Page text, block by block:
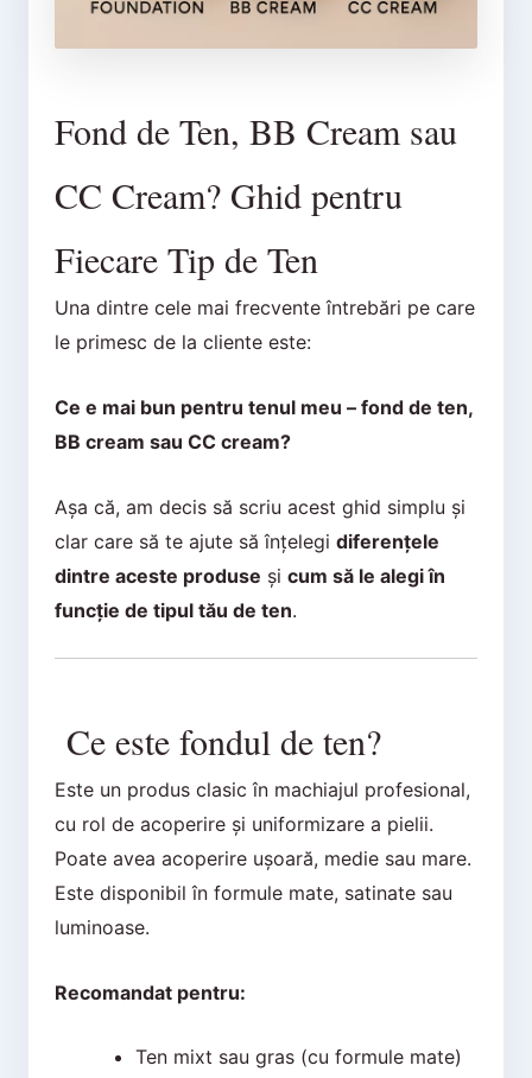
Fond de Ten, BB Cream sau
CC Cream? Ghid pentru
Fiecare Tip de Ten
Una dintre cele mai frecvente întrebări pe care
le primesc de la cliente este:
Ce e mai bun pentru tenul meu – fond de ten,
BB cream sau CC cream?
Așa că, am decis să scriu acest ghid simplu și
clar care să te ajute să înțelegi diferențele
dintre aceste produse și cum să le alegi în
funcție de tipul tău de ten.
Ce este fondul de ten?
Este un produs clasic în machiajul profesional,
cu rol de acoperire și uniformizare a pielii.
Poate avea acoperire ușoară, medie sau mare.
Este disponibil în formule mate, satinate sau
luminoase.
Recomandat pentru:
Ten mixt sau gras (cu formule mate)